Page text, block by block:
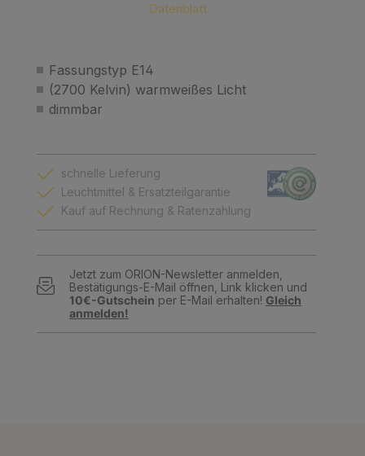
Fassungstyp E14
(2700 Kelvin) warmweißes Licht
dimmbar
Datenblatt
schnelle Lieferung
Leuchtmittel & Ersatzteilgarantie
Kauf auf Rechnung & Ratenzahlung
Jetzt zum ORION-Newsletter anmelden,
Bestätigungs-E-Mail öffnen, Link klicken und
10€-Gutschein per E-Mail erhalten! Gleich
anmelden!